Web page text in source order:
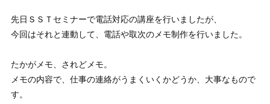
先日ＳＳＴセミナーで電話対応の講座を行いましたが、
今回はそれと連動して、電話や取次のメモ制作を行いました。
たかがメモ、されどメモ。
メモの内容で、仕事の連絡がうまくいくかどうか、大事なもので
す。